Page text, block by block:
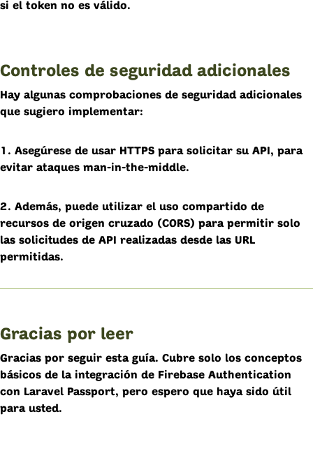
si el token no es válido.
Controles de seguridad adicionales
Hay algunas comprobaciones de seguridad adicionales
que sugiero implementar:
1. Asegúrese de usar HTTPS para solicitar su API, para
evitar ataques man-in-the-middle.
2. Además, puede utilizar el uso compartido de
recursos de origen cruzado (CORS) para permitir solo
las solicitudes de API realizadas desde las URL
permitidas.
Gracias por leer
Gracias por seguir esta guía. Cubre solo los conceptos
básicos de la integración de Firebase Authentication
con Laravel Passport, pero espero que haya sido útil
para usted.